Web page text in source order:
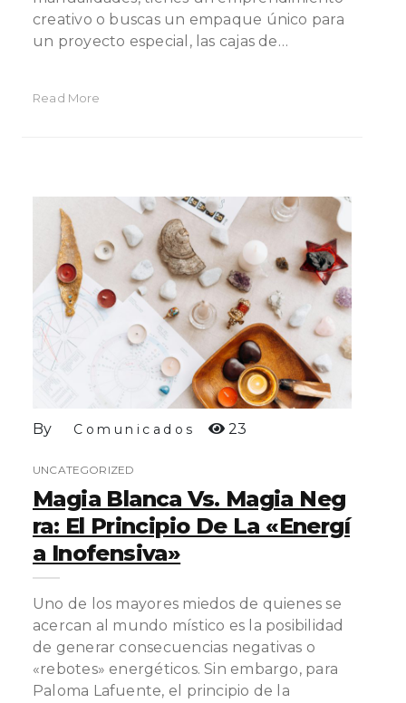
creativo o buscas un empaque único para
un proyecto especial, las cajas de…
Read More
By Comunicados 23
UNCATEGORIZED
Magia Blanca Vs. Magia Neg
Ra: El Principio De La «Energí
A Inofensiva»
Uno de los mayores miedos de quienes se
acercan al mundo místico es la posibilidad
de generar consecuencias negativas o
«rebotes» energéticos. Sin embargo, para
Paloma Lafuente, el principio de la